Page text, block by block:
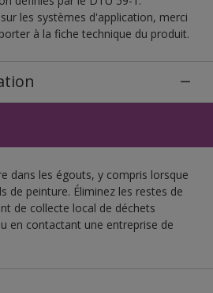
les systèmes d'application, merci
à la fiche technique du produit.
dans les égouts, y compris lorsque
de peinture. Éliminez les restes de
de collecte local de déchets
en contactant une entreprise de